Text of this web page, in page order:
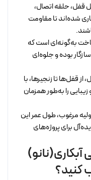
قفل، حلقه اتصال،
شده‌اند تا مقاومت
به‌گونه‌ای است که
بوده و جلوه‌ای
قفل‌ها تا زنجیرها، با
را به‌طور همزمان
مرغوب، طول عمر این
برای پروژه‌های